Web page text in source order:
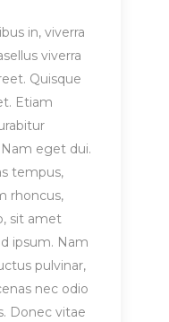
in, viverra
viverra
Quisque
Etiam
eget dui.
tempus,
rhoncus,
sit amet
ipsum. Nam
pulvinar,
nec odio
Donec vitae